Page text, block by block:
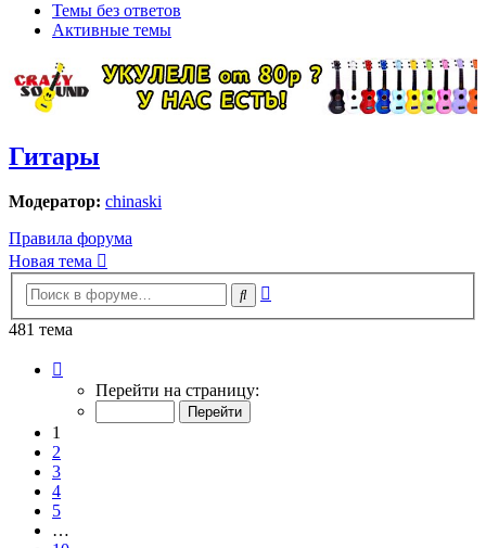
Темы без ответов
Активные темы
Гитары
Модератор: chinaski
Правила форума
Новая тема
Поиск
481 тема
Перейти на страницу:
1
2
3
4
5
…